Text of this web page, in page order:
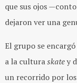
que sus ojos
dejaron ver una
El grupo se
a la culturaskatey
un recorrido por